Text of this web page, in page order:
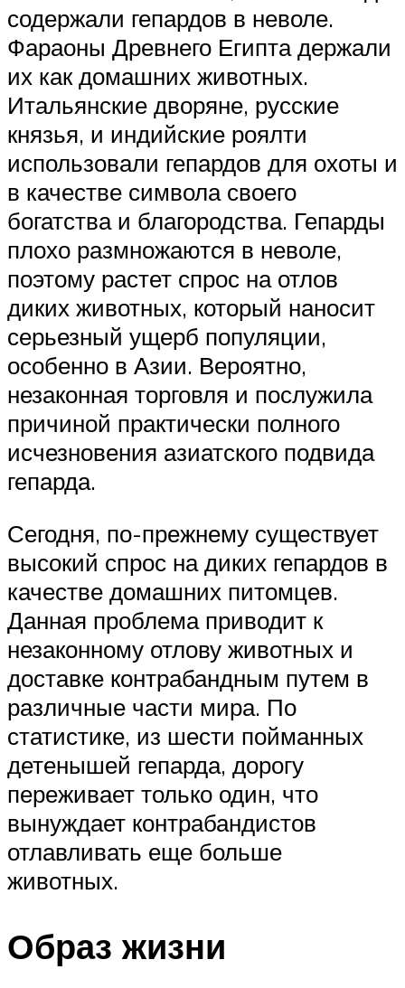
содержали гепардов в неволе.
Фараоны Древнего Египта держали
их как домашних животных.
Итальянские дворяне, русские
князья, и индийские роялти
использовали гепардов для охоты и
в качестве символа своего
богатства и благородства. Гепарды
плохо размножаются в неволе,
поэтому растет спрос на отлов
диких животных, который наносит
серьезный ущерб популяции,
особенно в Азии. Вероятно,
незаконная торговля и послужила
причиной практически полного
исчезновения азиатского подвида
гепарда.
Сегодня, по-прежнему существует
высокий спрос на диких гепардов в
качестве домашних питомцев.
Данная проблема приводит к
незаконному отлову животных и
доставке контрабандным путем в
различные части мира. По
статистике, из шести пойманных
детенышей гепарда, дорогу
переживает только один, что
вынуждает контрабандистов
отлавливать еще больше
животных.
Образ жизни